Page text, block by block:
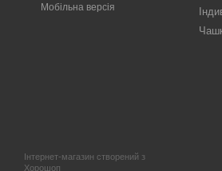
Мобільна версія
Інтернет-магазин створений з
Хорошоп